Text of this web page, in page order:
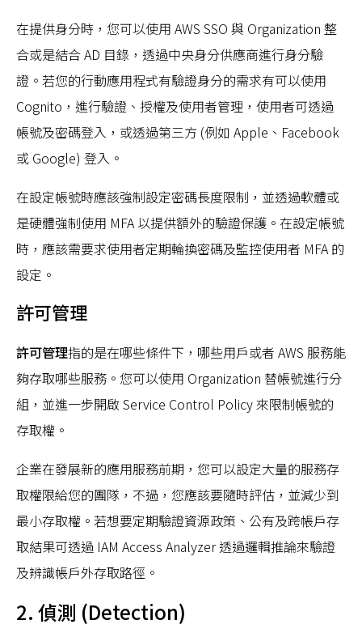
在提供身分時，您可以使用 AWS SSO 與 Organization 整
合或是結合 AD 目錄，透過中央身分供應商進行身分驗
證。若您的行動應用程式有驗證身分的需求有可以使用
Cognito，進行驗證、授權及使用者管理，使用者可透過
帳號及密碼登入，或透過第三方 (例如 Apple、Facebook
或 Google) 登入。
在設定帳號時應該強制設定密碼長度限制，並透過軟體或
是硬體強制使用 MFA 以提供額外的驗證保護。在設定帳號
時，應該需要求使用者定期輪換密碼及監控使用者 MFA 的
設定。
許可管理
許可管理指的是在哪些條件下，哪些用戶或者 AWS 服務能
夠存取哪些服務。您可以使用 Organization 替帳號進行分
組，並進一步開啟 Service Control Policy 來限制帳號的
存取權。
企業在發展新的應用服務前期，您可以設定大量的服務存
取權限給您的團隊，不過，您應該要隨時評估，並減少到
最小存取權。若想要定期驗證資源政策、公有及跨帳戶存
取結果可透過 IAM Access Analyzer 透過邏輯推論來驗證
及辨識帳戶外存取路徑。
2. 偵測 (Detection)